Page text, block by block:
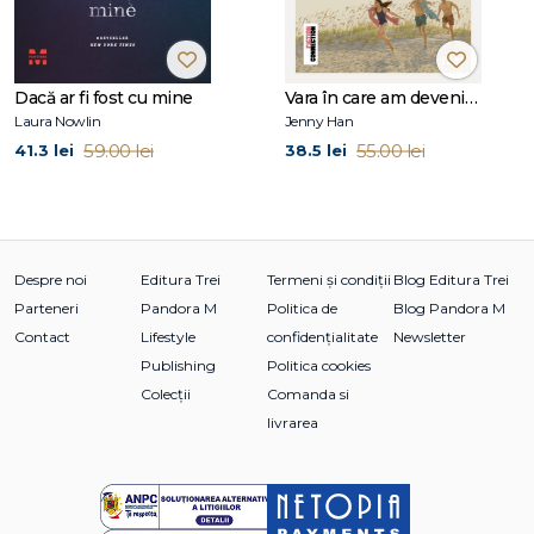
Dacă ar fi fost cu mine
Laura Nowlin
41.3 lei 59.00 lei
Vara în care am devenit frumoasă (seria Vara, vol. 1, ediție tie-in)
Jenny Han
38.5 lei 55.00 lei
Despre noi
Parteneri
Contact
Editura Trei
Pandora M
Lifestyle
Publishing
Colecții
Termeni și condiții
Politica de
confidențialitate
Politica cookies
Comanda si
livrarea
Blog Editura Trei
Blog Pandora M
Newsletter